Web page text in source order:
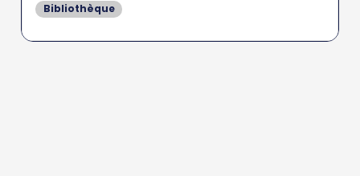
Bibliothèque